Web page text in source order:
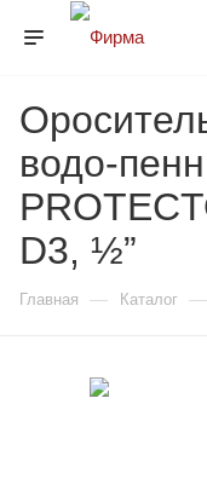
водо-
D3, ½”
Главная — Каталог —